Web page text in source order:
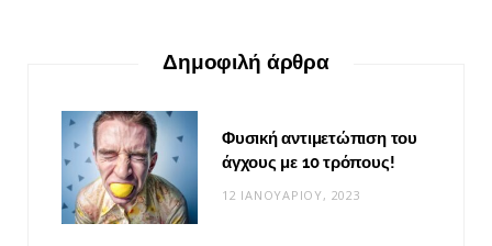
Δημοφιλή άρθρα
Φυσική αντιμετώπιση του
άγχους με 10 τρόπους!
12 ΙΑΝΟΥΑΡΊΟΥ, 2023